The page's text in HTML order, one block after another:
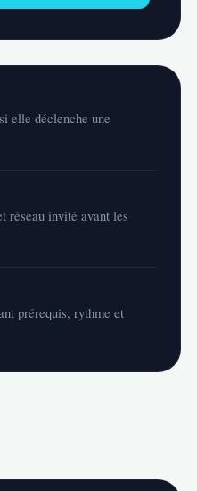
elle déclenche une
réseau invité avant les
prérequis, rythme et